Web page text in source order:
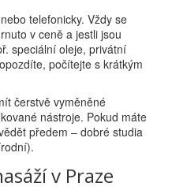
telefonicky. Vždy se
v ceně a jestli jsou
speciální oleje, privátní
počítejte s krátkým
čerstvě vyměněné
nástroje. Pokud máte
předem – dobré studia
v Praze